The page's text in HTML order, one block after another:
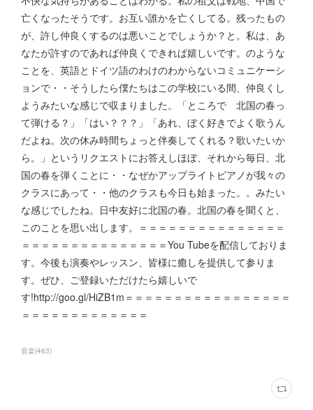
亡くなったそうです。お互い誰かを亡くしてる。残ったもの
が、許し仲良くするのは悪いことでしょうか？と。私は、あ
なたが許すのであれば仲良くできれば嬉しいです。のような
ことを、英語とドイツ語のわけのわからないコミュニケーシ
ョンで・・そうしたら僕たちはこの学校にいる間、仲良くし
ようみたいな感じで収まりました。「ところで 北国の春っ
て弾ける？」「はい？？？」「あれ、ぼく好きでよく歌うん
だよね。次の休み時間ちょっと伴奏してくれる？歌いたいか
ら。」というリクエストにお答えしほぼ、それから毎日、北
国の春を弾くことに・・なぜかアップライトピアノが我々の
クラスにあって・・他のクラスも今日も始まった。。みたい
な感じでしたね。日中友好に北国の春。北国の春を聞くと、
このことを思い出します。＝＝＝＝＝＝＝＝＝＝＝＝＝＝＝
＝＝＝＝＝＝＝＝＝＝＝＝＝＝＝You Tubeを配信しておりま
す。今後も演奏やレッスン、皆様に癒しを提供して参りま
す。ぜひ、ご登録いただけたら嬉しいで
す!http://goo.gl/HiZB1m＝＝＝＝＝＝＝＝＝＝＝＝＝＝＝＝＝
＝＝＝＝＝＝＝＝＝＝＝＝＝
音楽(463)